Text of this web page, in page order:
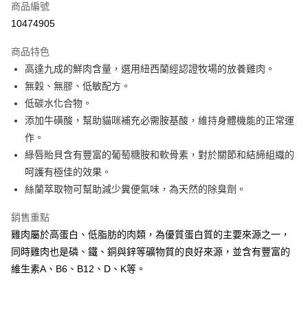
Google Pay
新竹貨運宅配
每筆NT$100，滿NT$1,000(含以上)免運費
祥億貨運
每筆NT$100，滿NT$1,000(含以上)免運費
離島宅配
每筆NT$200，滿NT$1,000(含以上)免運費
商品編號
10474905
商品特色
高達九成的鮮肉含量，選用紐西蘭經認證牧場的放養雞肉。
無穀、無膠、低敏配方。
低碳水化合物。
添加牛磺酸，幫助貓咪補充必需胺基酸，維持身體機能的正常運
作。
綠唇貽貝含有豐富的葡萄糖胺和軟骨素，對於關節和結締組織的
呵護有極佳的效果。
絲蘭萃取物可幫助減少糞便氣味，為天然的除臭劑。
銷售重點
雞肉屬於高蛋白、低脂肪的肉類，為優質蛋白質的主要來源之一，
同時雞肉也是磷、鐵、銅與鋅等礦物質的良好來源，並含有豐富的
維生素A、B6、B12、D、K等。